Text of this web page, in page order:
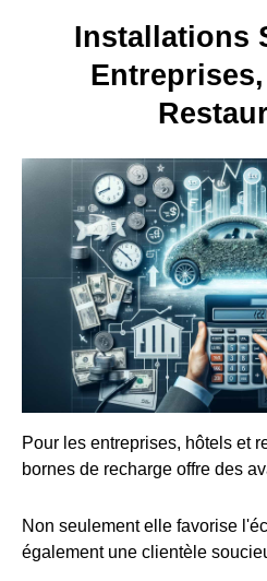
Installations
Pour les entreprises, hôtels et
bornes de recharge offre des
Non seulement elle favorise
également une clientèle